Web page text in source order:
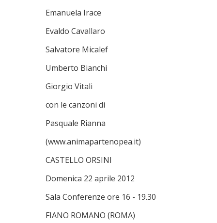
Emanuela Irace
Evaldo Cavallaro
Salvatore Micalef
Umberto Bianchi
Giorgio Vitali
con le canzoni di
Pasquale Rianna
(www.animapartenopea.it)
CASTELLO ORSINI
Domenica 22 aprile 2012
Sala Conferenze ore 16 - 19.30
FIANO ROMANO (ROMA)